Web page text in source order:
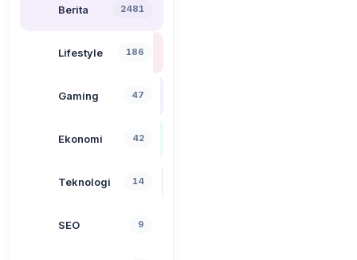
Berita 2481
Lifestyle 186
Gaming 47
Ekonomi 42
Teknologi 14
SEO 9